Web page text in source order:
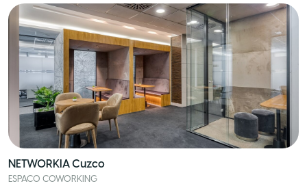
NETWORKIA Cuzco
ESPACO COWORKING